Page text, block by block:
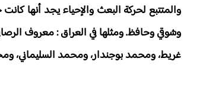
والمتتبع لحركة البعث والإحياء يجد أنها
وشوقي وحافظ. ومثلها في العراق : معروف
غريط، ومحمد بوجندار، ومحمد السليماني،